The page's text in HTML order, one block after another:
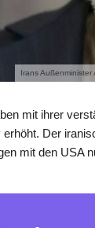
Irans
mit ihrer
Der
mit den USA